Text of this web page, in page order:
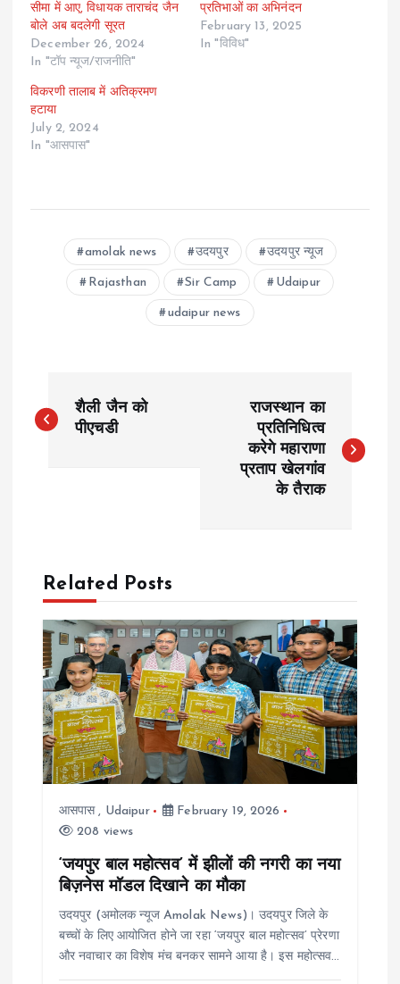
सीमा में आए, विधायक ताराचंद जैन
बोले अब बदलेगी सूरत
December 26, 2024
In "टॉप न्यूज/राजनीति"
प्रतिभाओं का अभिनंदन
February 13, 2025
In "विविध"
विकरणी तालाब में अतिक्रमण
हटाया
July 2, 2024
In "आसपास"
amolak news उदयपुर उदयपुर न्यूज
Rajasthan Sir Camp Udaipur
udaipur news
o
n
a
v
g
a
शैली जैन को
पीएचडी
राजस्थान का
प्रतिनिधित्व
करेगे महाराणा
प्रताप खेलगांव
के तैराक
Related Posts
आसपास, Udaipur
February 19, 2026
208 views
‘जयपुर बाल महोत्सव’ में झीलों की नगरी का नया
बिज़नेस मॉडल दिखाने का मौका
उदयपुर (अमोलक न्यूज Amolak News)। उदयपुर जिले के
बच्चों के लिए आयोजित होने जा रहा ‘जयपुर बाल महोत्सव’ प्रेरणा
और नवाचार का विशेष मंच बनकर सामने आया है। इस महोत्सव…